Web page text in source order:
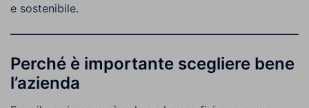
e sostenibile.
Perché è importante scegliere bene
l’azienda